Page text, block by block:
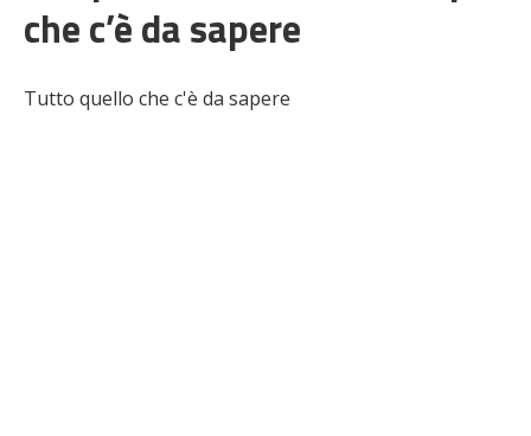
che c’è da sapere
Tutto quello che c'è da sapere